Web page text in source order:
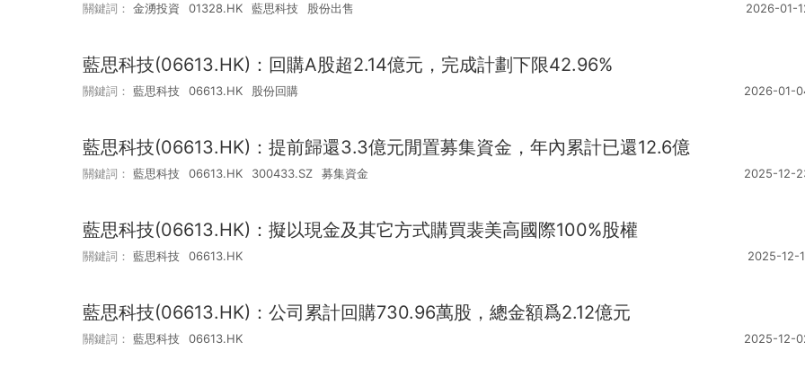
關鍵詞： 金湧投資 01328.HK 藍思科技 股份出售 2026-01-
藍思科技(06613.HK)：回購A股超2.14億元，完成計劃下限42.96%
關鍵詞： 藍思科技 06613.HK 股份回購 2026-01-
藍思科技(06613.HK)：提前歸還3.3億元閒置募集資金，年內累計已還12.6億
關鍵詞： 藍思科技 06613.HK 300433.SZ 募集資金 2025-12-
藍思科技(06613.HK)：擬以現金及其它方式購買裴美高國際100%股權
關鍵詞： 藍思科技 06613.HK 2025-12-
藍思科技(06613.HK)：公司累計回購730.96萬股，總金額爲2.12億元
關鍵詞： 藍思科技 06613.HK 2025-12-